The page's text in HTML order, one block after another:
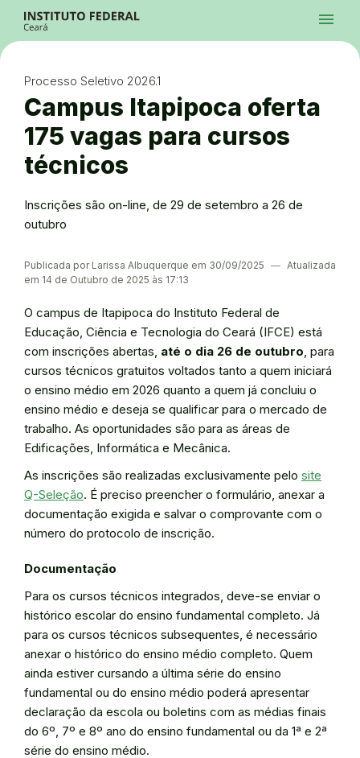
Ir para a busca
Ir para o menu principal
Ir para o conteúdo
Alto Contraste
Login da Área Administrativa
Acessibilidade
menu
InstagramTwitter/XFacebook
Processo Seletivo 2026.1
Campus Itapipoca oferta
175 vagas para cursos
técnicos
Inscrições são on-line, de 29 de setembro a 26 de
outubro
Publicada por Larissa Albuquerque em 30/09/2025 ― Atualizada
em 14 de Outubro de 2025 às 17:13
O campus de Itapipoca do Instituto Federal de
Educação, Ciência e Tecnologia do Ceará (IFCE) está
com inscrições abertas, até o dia 26 de outubro, para
cursos técnicos gratuitos voltados tanto a quem iniciará
o ensino médio em 2026 quanto a quem já concluiu o
ensino médio e deseja se qualificar para o mercado de
trabalho. As oportunidades são para as áreas de
Edificações, Informática e Mecânica.
As inscrições são realizadas exclusivamente pelo site
Q-Seleção. É preciso preencher o formulário, anexar a
documentação exigida e salvar o comprovante com o
número do protocolo de inscrição.
Documentação
Para os cursos técnicos integrados, deve-se enviar o
histórico escolar do ensino fundamental completo. Já
para os cursos técnicos subsequentes, é necessário
anexar o histórico do ensino médio completo. Quem
ainda estiver cursando a última série do ensino
fundamental ou do ensino médio poderá apresentar
declaração da escola ou boletins com as médias finais
do 6º, 7º e 8º ano do ensino fundamental ou da 1ª e 2ª
série do ensino médio.